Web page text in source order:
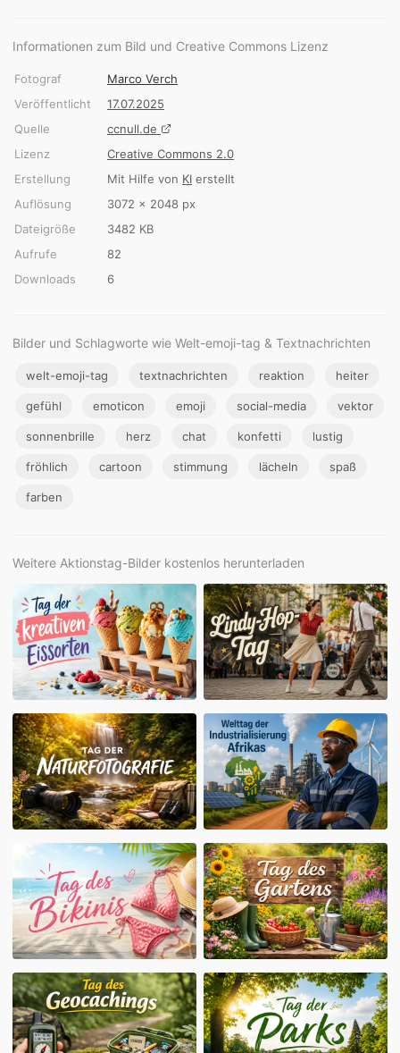
Informationen zum Bild und Creative Commons Lizenz
Fotograf
Marco Verch
Veröffentlicht
17.07.2025
Quelle
ccnull.de
Lizenz
Creative Commons 2.0
Erstellung
Mit Hilfe von KI erstellt
Auflösung
3072 × 2048 px
Dateigröße
3482 KB
Aufrufe
82
Downloads
6
Bilder und Schlagworte wie Welt-emoji-tag & Textnachrichten
welt-emoji-tag textnachrichten reaktion heiter
gefühl emoticon emoji social-media vektor
sonnenbrille herz chat konfetti lustig
fröhlich cartoon stimmung lächeln spaß
farben
Weitere Aktionstag-Bilder kostenlos herunterladen